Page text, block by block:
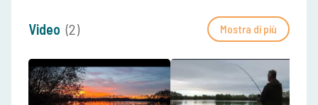
Video (2) Mostra di più